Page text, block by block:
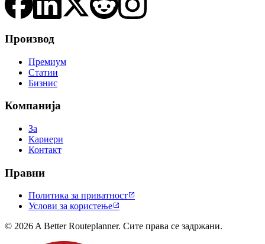
Производ
Премиум
Статии
Бизнис
Компанија
За
Кариери
Контакт
Правни
Политика за приватност
Услови за користење
© 2026 A Better Routeplanner. Сите права се задржани.